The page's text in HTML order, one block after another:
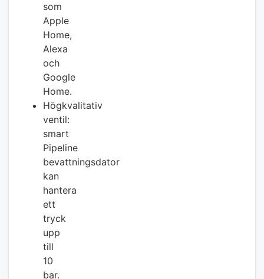
som
Apple
Home,
Alexa
och
Google
Home.
Högkvalitativ
ventil:
smart
Pipeline
bevattningsdator
kan
hantera
ett
tryck
upp
till
10
bar.